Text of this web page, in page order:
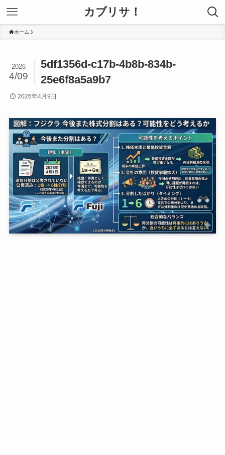
カブリサ！
ホーム
5df1356d-c17b-4b8b-834b-
25e6f8a5a9b7
2026
4/09
2026年4月9日